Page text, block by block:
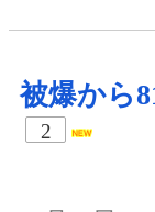
被爆から
2